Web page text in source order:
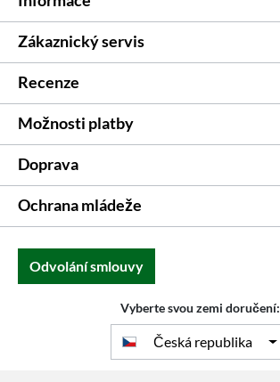
Zákaznický servis
Recenze
Možnosti platby
Doprava
Ochrana mládeže
Odvolání smlouvy
Vyberte svou zemi doručení:
Česká republika